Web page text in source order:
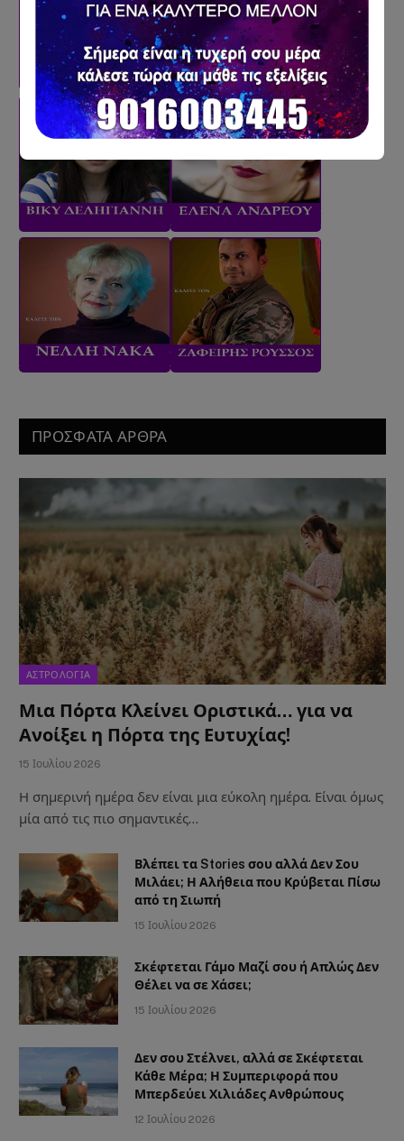
ΠΡΟΣΦΑΤΑ ΑΡΘΡΑ
ΑΣΤΡΟΛΟΓΙΑ
Μια Πόρτα Κλείνει Οριστικά… για να
Ανοίξει η Πόρτα της Ευτυχίας!
15 Ιουλίου 2026
Η σημερινή ημέρα δεν είναι μια εύκολη ημέρα. Είναι όμως
μία από τις πιο σημαντικές…
Βλέπει τα Stories σου αλλά Δεν Σου
Μιλάει; Η Αλήθεια που Κρύβεται Πίσω
από τη Σιωπή
15 Ιουλίου 2026
Σκέφτεται Γάμο Μαζί σου ή Απλώς Δεν
Θέλει να σε Χάσει;
15 Ιουλίου 2026
Δεν σου Στέλνει, αλλά σε Σκέφτεται
Κάθε Μέρα; Η Συμπεριφορά που
Μπερδεύει Χιλιάδες Ανθρώπους
12 Ιουλίου 2026